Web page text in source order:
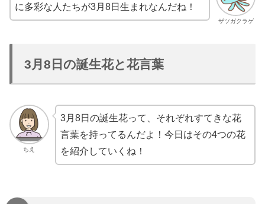
ザツガクラゲ
に多彩な人たちが3月8日生まれなんだね！
3月8日の誕生花と花言葉
ちえ
3月8日の誕生花って、それぞれすてきな花
言葉を持ってるんだよ！今日はその4つの花
を紹介していくね！